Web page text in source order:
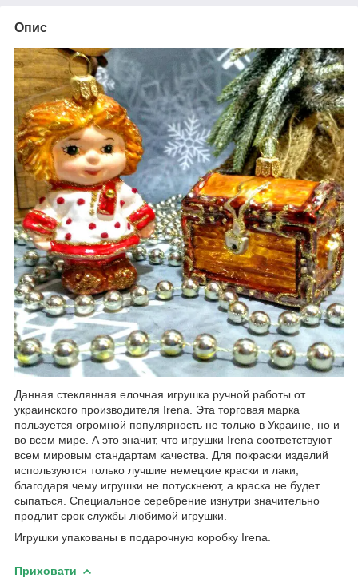
Опис
Данная стеклянная елочная игрушка ручной работы от
украинского производителя Irena. Эта торговая марка
пользуется огромной популярность не только в Украине, но и
во всем мире. А это значит, что игрушки Irena соответствуют
всем мировым стандартам качества. Для покраски изделий
используются только лучшие немецкие краски и лаки,
благодаря чему игрушки не потускнеют, а краска не будет
сыпаться. Специальное серебрение изнутри значительно
продлит срок службы любимой игрушки.
Игрушки упакованы в подарочную коробку Irena.
Приховати